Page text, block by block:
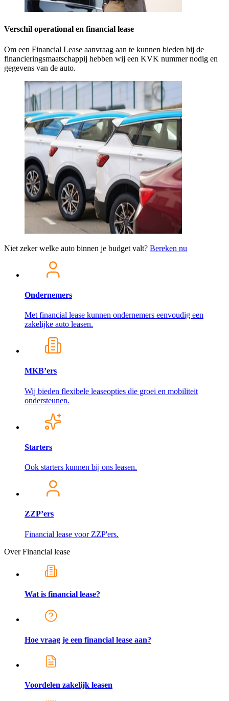
Verschil operational en financial lease
Om een Financial Lease aanvraag aan te kunnen bieden bij de
financieringsmaatschappij hebben wij een KVK nummer nodig en
gegevens van de auto.
Niet zeker welke auto binnen je budget valt? Bereken nu
Ondernemers
Met financial lease kunnen ondernemers eenvoudig een
zakelijke auto leasen.
MKB’ers
Wij bieden flexibele leaseopties die groei en mobiliteit
ondersteunen.
Starters
Ook starters kunnen bij ons leasen.
ZZP’ers
Financial lease voor ZZP'ers.
Over Financial lease
Wat is financial lease?
Hoe vraag je een financial lease aan?
Voordelen zakelijk leasen